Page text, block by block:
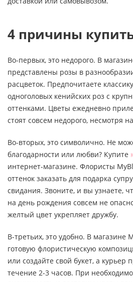
4 причины
Во-первых, это недорого. В
представлены розы в
расцветок. Предпочитаете
одноголовых кенийских роз с
оттенками. Цветы ежедневно
стоят совсем недорого, несмотря
Во-вторых, это символично. Не
благодарности или любви? Купите
интернет-магазине. Флористы
оттенок заказать для подарка
свидания. Звоните, и вы узнаете,
на день рождения совсем не
желтый цвет укрепляет дружбу.
В-третьих, это удобно. В магазине
готовую флористическую
или создайте свой букет, а курьер
течение 2-3 часов. При